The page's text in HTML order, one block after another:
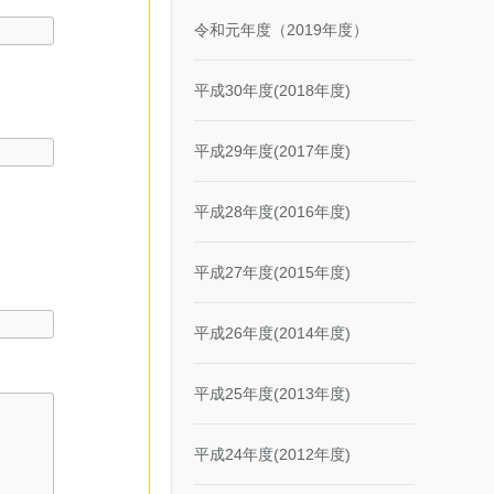
令和元年度（2019年度）
平成30年度(2018年度)
平成29年度(2017年度)
平成28年度(2016年度)
平成27年度(2015年度)
平成26年度(2014年度)
平成25年度(2013年度)
平成24年度(2012年度)